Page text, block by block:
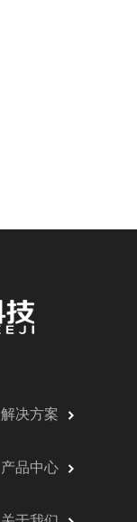
解决方案
产品中心